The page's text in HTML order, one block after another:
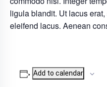
ligula blandit. Ut lacus
eleifend lacus. Aenean
Add to calendar